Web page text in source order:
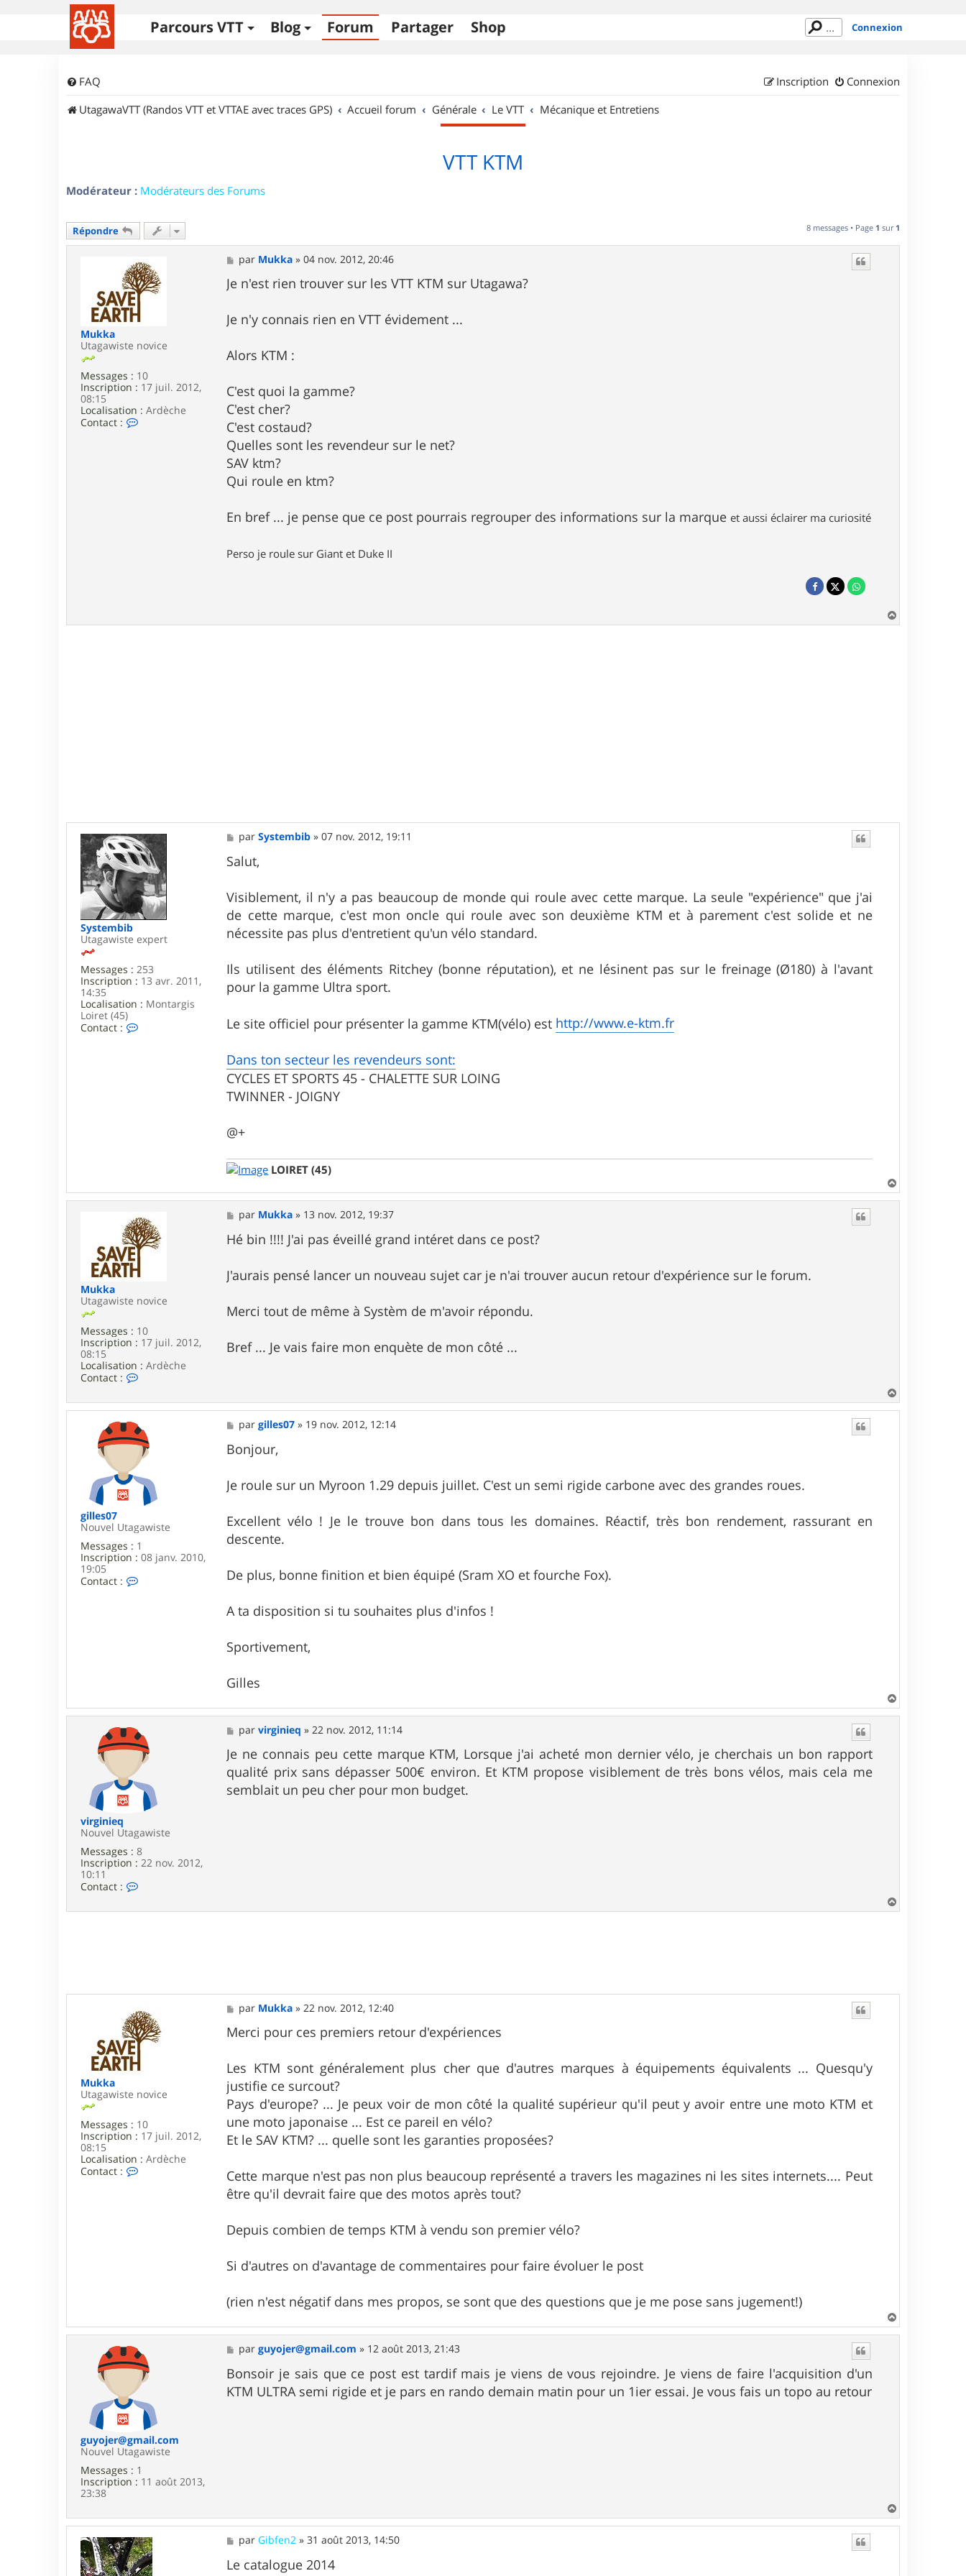
Parcours VTT Blog Forum Partager Shop Connexion
FAQ Connexion
Inscription
UtagawaVTT (Randos VTT et VTTAE avec traces GPS)
Accueil forum Générale Le VTT Mécanique et Entretiens
VTT KTM
Modérateur : Modérateurs des Forums
Répondre 8 messages • Page 1 sur 1
Mukka
Utagawiste novice
Messages : 10
Inscription : 17 juil. 2012,
08:15
Localisation : Ardèche
Contact :
M
e
s
s
g
e
par Mukka »04 nov. 2012, 20:46
Je n'est rien trouver sur les VTT KTM sur Utagawa?
Je n'y connais rien en VTT évidement ...
Alors KTM :
C'est quoi la gamme?
C'est cher?
C'est costaud?
Quelles sont les revendeur sur le net?
SAV ktm?
Qui roule en ktm?
En bref ... je pense que ce post pourrais regrouper des informations sur la marqueet aussi éclairer ma curiosité
Perso je roule sur Giant et Duke II
a
Systembib
Utagawiste expert
Messages : 253
Inscription : 13 avr. 2011,
14:35
Localisation : Montargis
Loiret (45)
Contact :
b
b
M
e
s
s
g
e
parSystembib »07 nov. 2012, 19:11
Salut,
Visiblement, il n'y a pas beaucoup de monde qui roule avec cette marque. La seule "expérience" que j'ai
de cette marque, c'est mon oncle qui roule avec son deuxième KTM et à parement c'est solide et ne
nécessite pas plus d'entretient qu'un vélo standard.
Ils utilisent des éléments Ritchey (bonne réputation), et ne lésinent pas sur le freinage (Ø180) à l'avant
pour la gamme Ultra sport.
Le site officiel pour présenter la gamme KTM(vélo) est http://www.e-ktm.fr
Dans ton secteur les revendeurs sont:
CYCLES ET SPORTS 45 - CHALETTE SUR LOING
TWINNER - JOIGNY
@+
LOIRET (45)
a
Mukka
Utagawiste novice
Messages : 10
Inscription : 17 juil. 2012,
08:15
Localisation : Ardèche
Contact :
t
c
t
e
M
u
k
a
M
e
s
s
g
e
par Mukka » 13 nov. 2012, 19:37
Hé bin !!!! J'ai pas éveillé grand intéret dans ce post?
J'aurais pensé lancer un nouveau sujet car je n'ai trouver aucun retour d'expérience sur le forum.
Merci tout de même à Systèm de m'avoir répondu.
Bref ... Je vais faire mon enquète de mon côté ...
a
gilles07
Nouvel Utagawiste
Messages : 1
Inscription : 08 janv. 2010,
19:05
Contact :
l
l
s
0
7
M
e
s
s
g
e
pargilles07 » 19 nov. 2012, 12:14
Bonjour,
Je roule sur un Myroon 1.29 depuis juillet. C'est un semi rigide carbone avec des grandes roues.
Excellent vélo ! Je le trouve bon dans tous les domaines. Réactif, très bon rendement, rassurant en
descente.
De plus, bonne finition et bien équipé (Sram XO et fourche Fox).
A ta disposition si tu souhaites plus d'infos !
Sportivement,
Gilles
a
virginieq
Nouvel Utagawiste
Messages : 8
Inscription : 22 nov. 2012,
10:11
Contact :
r
g
i
n
e
M
e
s
s
a
g
e
parvirginieq » 22 nov. 2012, 11:14
Je ne connais peu cette marque KTM, Lorsque j'ai acheté mon dernier vélo, je cherchais un bon rapport
qualité prix sans dépasser 500€ environ. Et KTM propose visiblement de très bons vélos, mais cela me
semblait un peu cher pour mon budget.
a
Mukka
Utagawiste novice
Messages : 10
Inscription : 17 juil. 2012,
08:15
Localisation : Ardèche
Contact :
M
e
s
s
g
e
par Mukka » 22 nov. 2012, 12:40
Merci pour ces premiers retour d'expériences
Les KTM sont généralement plus cher que d'autres marques à équipements équivalents ... Quesqu'y
justifie ce surcout?
Pays d'europe? ... Je peux voir de mon côté la qualité supérieur qu'il peut y avoir entre une moto KTM et
une moto japonaise ... Est ce pareil en vélo?
Et le SAV KTM? ... quelle sont les garanties proposées?
Cette marque n'est pas non plus beaucoup représenté a travers les magazines ni les sites internets.... Peut
être qu'il devrait faire que des motos après tout?
Depuis combien de temps KTM à vendu son premier vélo?
Si d'autres on d'avantage de commentaires pour faire évoluer le post
(rien n'est négatif dans mes propos, se sont que des questions que je me pose sans jugement!)
a
guyojer@gmail.com
Nouvel Utagawiste
Messages : 1
Inscription : 11 août 2013,
23:38
M
e
s
s
a
parguyojer@gmail.com » 12 août 2013, 21:43
Bonsoir je sais que ce post est tardif mais je viens de vous rejoindre. Je viens de faire l'acquisition d'un
KTM ULTRA semi rigide et je pars en rando demain matin pour un 1ier essai. Je vous fais un topo au retour
a
M
e
s
parGibfen2 »31 août 2013, 14:50
Le catalogue 2014